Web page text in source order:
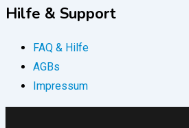
Hilfe & Support
FAQ & Hilfe
AGBs
Impressum